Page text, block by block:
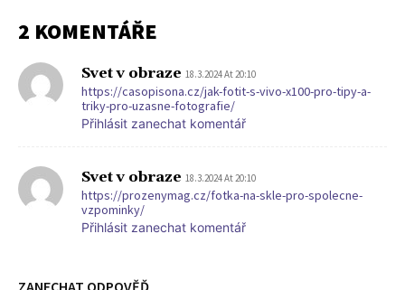
2 KOMENTÁŘE
Svet v obraze 18.3.2024 At 20:10
https://casopisona.cz/jak-fotit-s-vivo-x100-pro-tipy-a-
triky-pro-uzasne-fotografie/
Přihlásit zanechat komentář
Svet v obraze 18.3.2024 At 20:10
https://prozenymag.cz/fotka-na-skle-pro-spolecne-
vzpominky/
Přihlásit zanechat komentář